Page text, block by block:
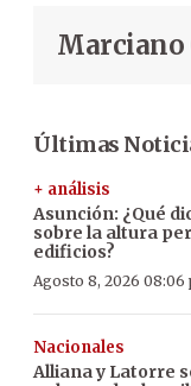
Marciano
Últimas
+ análisis
Asunción: ¿Qué
sobre la altura
edificios?
Agosto 8, 2026 08:06
Nacionales
Alliana y Latorre